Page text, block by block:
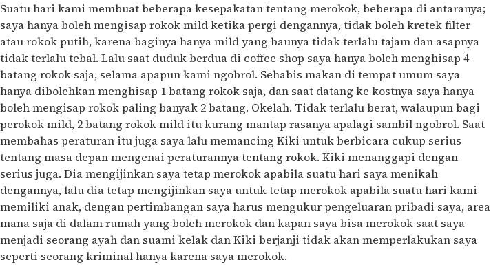
Suatu hari kami membuat beberapa kesepakatan tentang merokok, beberapa di antaranya;
saya hanya boleh mengisap rokok mild ketika pergi dengannya, tidak boleh kretek filter
atau rokok putih, karena baginya hanya mild yang baunya tidak terlalu tajam dan asapnya
tidak terlalu tebal. Lalu saat duduk berdua di coffee shop saya hanya boleh menghisap 4
batang rokok saja, selama apapun kami ngobrol. Sehabis makan di tempat umum saya
hanya dibolehkan menghisap 1 batang rokok saja, dan saat datang ke kostnya saya hanya
boleh mengisap rokok paling banyak 2 batang. Okelah. Tidak terlalu berat, walaupun bagi
perokok mild, 2 batang rokok mild itu kurang mantap rasanya apalagi sambil ngobrol. Saat
membahas peraturan itu juga saya lalu memancing Kiki untuk berbicara cukup serius
tentang masa depan mengenai peraturannya tentang rokok. Kiki menanggapi dengan
serius juga. Dia mengijinkan saya tetap merokok apabila suatu hari saya menikah
dengannya, lalu dia tetap mengijinkan saya untuk tetap merokok apabila suatu hari kami
memiliki anak, dengan pertimbangan saya harus mengukur pengeluaran pribadi saya, area
mana saja di dalam rumah yang boleh merokok dan kapan saya bisa merokok saat saya
menjadi seorang ayah dan suami kelak dan Kiki berjanji tidak akan memperlakukan saya
seperti seorang kriminal hanya karena saya merokok.